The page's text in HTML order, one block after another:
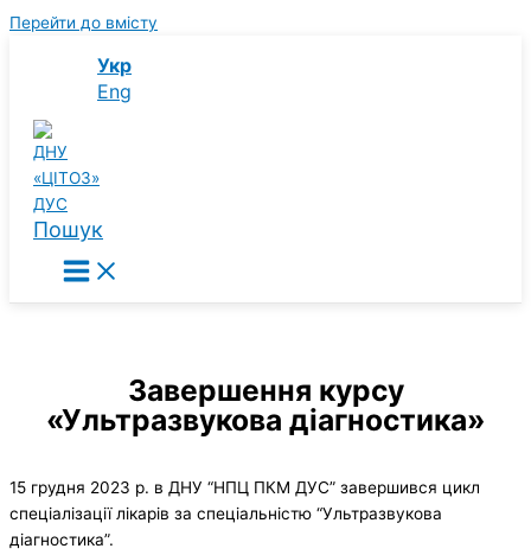
Перейти до вмісту
Укр
Eng
Пошук
Завершення курсу
«Ультразвукова діагностика»
15 грудня 2023 р. в ДНУ “НПЦ ПКМ ДУС” завершився цикл
спеціалізації лікарів за спеціальністю “Ультразвукова
діагностика”.